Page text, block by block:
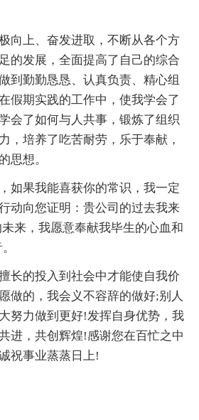
上、奋发进取，不断从各个方
的发展，全面提高了自己的综合
到勤勤恳恳、认真负责、精心组
假期实践的工作中，使我学会了
会了如何与人共事，锻炼了组织
，培养了吃苦耐劳，乐于奉献，
思想。
果我能喜获你的常识，我一定
动向您证明：贵公司的过去我来
来，我愿意奉献我毕生的心血和
的投入到社会中才能使自我价
做的，我会义不容辞的做好;别人
努力做到更好!发挥自身优势，我
进，共创辉煌!感谢您在百忙之中
祝事业蒸蒸日上!